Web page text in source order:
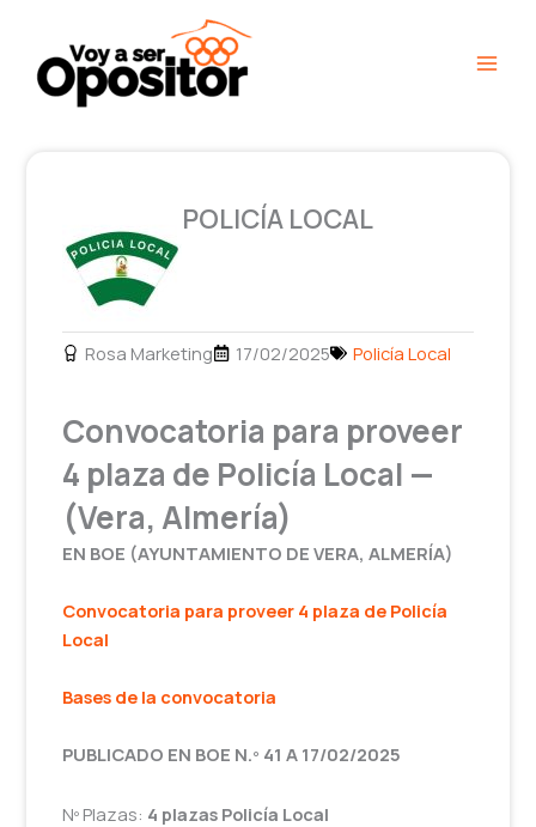
contenido
POLICÍA LOCAL
Rosa Marketing 17/02/2025 Policía Local
Convocatoria para proveer
4 plaza de Policía Local —
(Vera, Almería)
EN BOE (AYUNTAMIENTO DE VERA, ALMERÍA)
Convocatoria para proveer 4 plaza de Policía
Local
Bases de la convocatoria
PUBLICADO EN BOE N.º 41 A 17/02/2025
Nº Plazas: 4 plazas Policía Local